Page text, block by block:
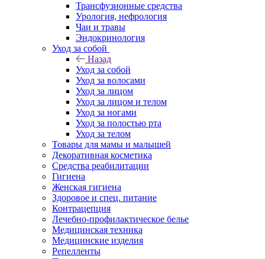
Трансфузионные средства
Урология, нефрология
Чаи и травы
Эндокринология
Уход за собой
Назад
Уход за собой
Уход за волосами
Уход за лицом
Уход за лицом и телом
Уход за ногами
Уход за полостью рта
Уход за телом
Товары для мамы и малышей
Декоративная косметика
Средства реабилитации
Гигиена
Женская гигиена
Здоровое и спец. питание
Контрацепция
Лечебно-профилактическое белье
Медицинская техника
Медицинские изделия
Репелленты